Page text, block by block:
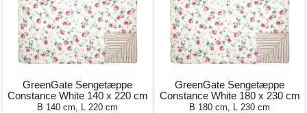
GreenGate Sengetæppe
Constance White 140 x 220 cm
B 140 cm, L 220 cm
GreenGate Sengetæppe
Constance White 180 x 230 cm
B 180 cm, L 230 cm